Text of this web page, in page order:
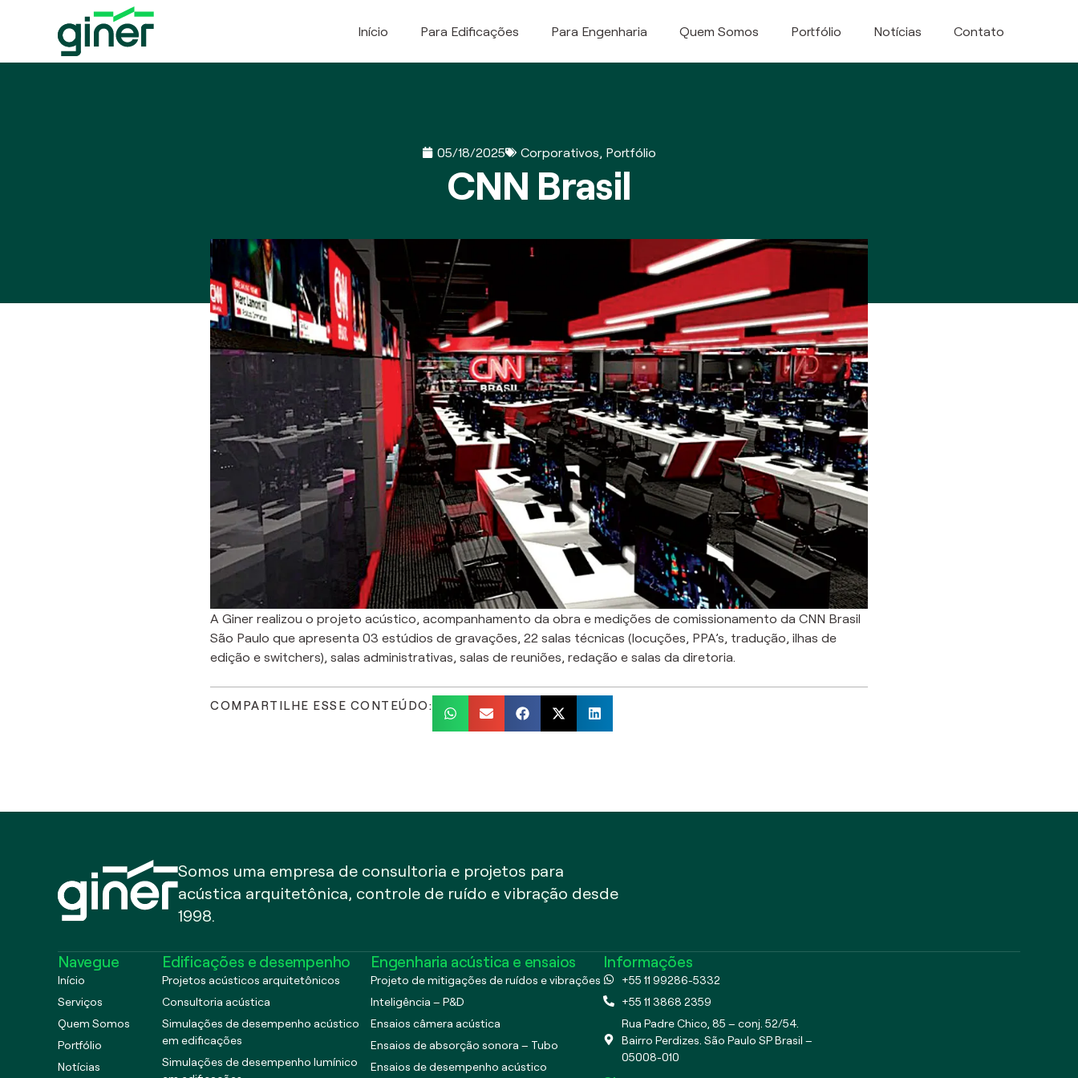
Início Para Edificações Para Engenharia Quem Somos Portfólio Notícias Contato
05/18/2025 Corporativos, Portfólio
CNN Brasil
A Giner realizou o projeto acústico, acompanhamento da obra e medições de comissionamento da CNN Brasil
São Paulo que apresenta 03 estúdios de gravações, 22 salas técnicas (locuções, PPA’s, tradução, ilhas de
edição e switchers), salas administrativas, salas de reuniões, redação e salas da diretoria.
COMPARTILHE ESSE CONTEÚDO:
Somos uma empresa de consultoria e projetos para
acústica arquitetônica, controle de ruído e vibração desde
1998.
Navegue
Início
Serviços
Quem Somos
Portfólio
Notícias
Edificações e desempenho
Projetos acústicos arquitetônicos
Consultoria acústica
Simulações de desempenho acústico
em edificações
Simulações de desempenho lumínico
Engenharia acústica e ensaios
Projeto de mitigações de ruídos e vibrações
Inteligência – P&D
Ensaios câmera acústica
Ensaios de absorção sonora – Tubo
Ensaios de desempenho acústico
Informações
+55 11 99286-5332
+55 11 3868 2359
Rua Padre Chico, 85 – conj. 52/54.
Bairro Perdizes. São Paulo SP Brasil –
05008-010